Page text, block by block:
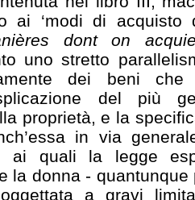
ai ‘modi di acquisto
dont on
uno stretto
dei beni
del più
proprietà, e la
in via
ai quali la legge
la donna -
a gravi